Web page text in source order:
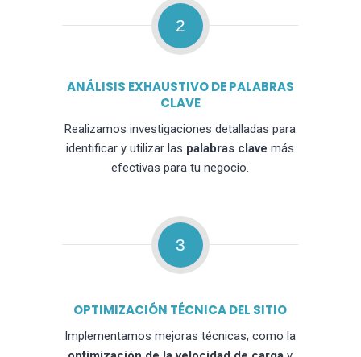
2
ANÁLISIS EXHAUSTIVO DE PALABRAS
CLAVE
Realizamos investigaciones detalladas para
identificar y utilizar las palabras clave más
efectivas para tu negocio.
3
OPTIMIZACIÓN TÉCNICA DEL SITIO
Implementamos mejoras técnicas, como la